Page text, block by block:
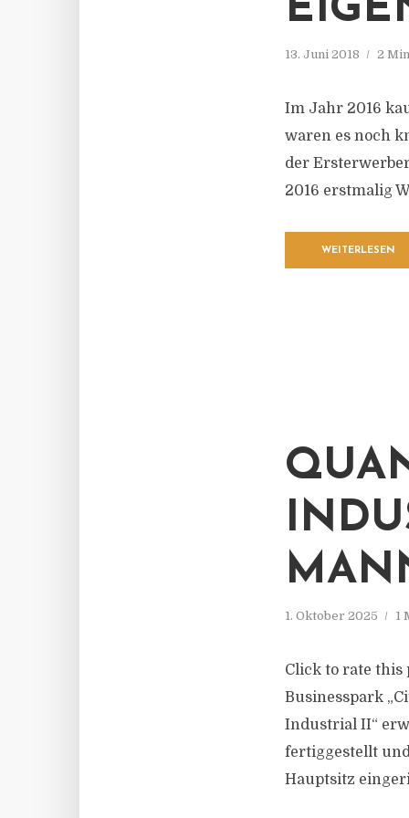
13. Juni 2018 2
Im Jahr 2016
waren es noch
der
2016 erstmalig
WEITERLESEN
1. Oktober 2025 1
Click to rate this
Businesspark
Industrial II“
fertiggestellt
Hauptsitz